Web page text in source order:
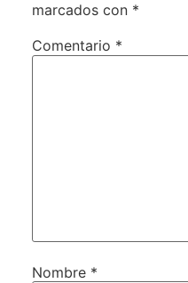
marcados con *
Comentario *
Nombre *